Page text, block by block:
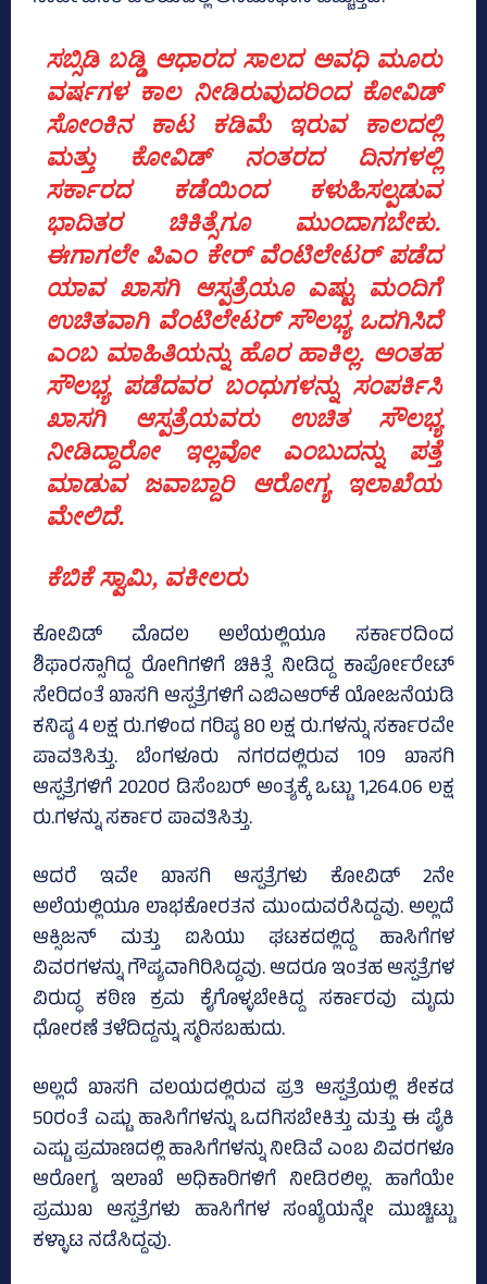
ಸಬ್ಸಿಡಿ ಬಡ್ಡಿ ಆಧಾರದ ಸಾಲದ ಅವಧಿ ಮೂರು
ವರ್ಷಗಳ ಕಾಲ ನೀಡಿರುವುದರಿಂದ ಕೋವಿಡ್
ಸೋಂಕಿನ ಕಾಟ ಕಡಿಮೆ ಇರುವ ಕಾಲದಲ್ಲಿ
ಮತ್ತು ಕೋವಿಡ್ ನಂತರದ ದಿನಗಳಲ್ಲಿ
ಸರ್ಕಾರದ ಕಡೆಯಿಂದ ಕಳುಹಿಸಲ್ಪಡುವ
ಭಾದಿತರ ಚಿಕಿತ್ಸೆಗೂ ಮುಂದಾಗಬೇಕು.
ಈಗಾಗಲೇ ಪಿಎಂ ಕೇರ್ ವೆಂಟಿಲೇಟರ್ ಪಡೆದ
ಯಾವ ಖಾಸಗಿ ಆಸ್ಪತ್ರೆಯೂ ಎಷ್ಟು ಮಂದಿಗೆ
ಉಚಿತವಾಗಿ ವೆಂಟಿಲೇಟರ್ ಸೌಲಭ್ಯ ಒದಗಿಸಿದೆ
ಎಂಬ ಮಾಹಿತಿಯನ್ನು ಹೊರ ಹಾಕಿಲ್ಲ. ಅಂತಹ
ಸೌಲಭ್ಯ ಪಡೆದವರ ಬಂಧುಗಳನ್ನು ಸಂಪರ್ಕಿಸಿ
ಖಾಸಗಿ ಆಸ್ಪತ್ರೆಯವರು ಉಚಿತ ಸೌಲಭ್ಯ
ನೀಡಿದ್ದಾರೋ ಇಲ್ಲವೋ ಎಂಬುದನ್ನು ಪತ್ತೆ
ಮಾಡುವ ಜವಾಬ್ದಾರಿ ಆರೋಗ್ಯ ಇಲಾಖೆಯ
ಮೇಲಿದೆ.
ಕೆಬಿಕೆ ಸ್ವಾಮಿ, ವಕೀಲರು
ಕೋವಿಡ್‌ ಮೊದಲ ಅಲೆಯಲ್ಲಿಯೂ ಸರ್ಕಾರದಿಂದ
ಶಿಫಾರಸ್ಸಾಗಿದ್ದ ರೋಗಿಗಳಿಗೆ ಚಿಕಿತ್ಸೆ ನೀಡಿದ್ದ ಕಾರ್ಪೋರೇಟ್‌
ಸೇರಿದಂತೆ ಖಾಸಗಿ ಆಸ್ಪತ್ರೆಗಳಿಗೆ ಎಬಿಎಆರ್‌ಕೆ ಯೋಜನೆಯಡಿ
ಕನಿಷ್ಠ 4 ಲಕ್ಷ ರು.ಗಳಿಂದ ಗರಿಷ್ಠ 80 ಲಕ್ಷ ರು.ಗಳನ್ನು ಸರ್ಕಾರವೇ
ಪಾವತಿಸಿತ್ತು. ಬೆಂಗಳೂರು ನಗರದಲ್ಲಿರುವ 109 ಖಾಸಗಿ
ಆಸ್ಪತ್ರೆಗಳಿಗೆ 2020ರ ಡಿಸೆಂಬರ್‌ ಅಂತ್ಯಕ್ಕೆ ಒಟ್ಟು 1,264.06 ಲಕ್ಷ
ರು.ಗಳನ್ನು ಸರ್ಕಾರ ಪಾವತಿಸಿತ್ತು.
ಆದರೆ ಇವೇ ಖಾಸಗಿ ಆಸ್ಪತ್ರೆಗಳು ಕೋವಿಡ್‌ 2ನೇ
ಅಲೆಯಲ್ಲಿಯೂ ಲಾಭಕೋರತನ ಮುಂದುವರೆಸಿದ್ದವು. ಅಲ್ಲದೆ
ಆಕ್ಸಿಜನ್‌ ಮತ್ತು ಐಸಿಯು ಘಟಕದಲ್ಲಿದ್ದ ಹಾಸಿಗೆಗಳ
ವಿವರಗಳನ್ನು ಗೌಪ್ಯವಾಗಿರಿಸಿದ್ದವು. ಆದರೂ ಇಂತಹ ಆಸ್ಪತ್ರೆಗಳ
ವಿರುದ್ಧ ಕಠಿಣ ಕ್ರಮ ಕೈಗೊಳ್ಳಬೇಕಿದ್ದ ಸರ್ಕಾರವು ಮೃದು
ಧೋರಣೆ ತಳೆದಿದ್ದನ್ನು ಸ್ಮರಿಸಬಹುದು.
ಅಲ್ಲದೆ ಖಾಸಗಿ ವಲಯದಲ್ಲಿರುವ ಪ್ರತಿ ಆಸ್ಪತ್ರೆಯಲ್ಲಿ ಶೇಕಡ
50ರಂತೆ ಎಷ್ಟು ಹಾಸಿಗೆಗಳನ್ನು ಒದಗಿಸಬೇಕಿತ್ತು ಮತ್ತು ಈ ಪೈಕಿ
ಎಷ್ಟು ಪ್ರಮಾಣದಲ್ಲಿ ಹಾಸಿಗೆಗಳನ್ನು ನೀಡಿವೆ ಎಂಬ ವಿವರಗಳೂ
ಆರೋಗ್ಯ ಇಲಾಖೆ ಅಧಿಕಾರಿಗಳಿಗೆ ನೀಡಿರಲಿಲ್ಲ. ಹಾಗೆಯೇ
ಪ್ರಮುಖ ಆಸ್ಪತ್ರೆಗಳು ಹಾಸಿಗೆಗಳ ಸಂಖ್ಯೆಯನ್ನೇ ಮುಚ್ಚಿಟ್ಟು
ಕಳ್ಳಾಟ ನಡೆಸಿದ್ದವು.